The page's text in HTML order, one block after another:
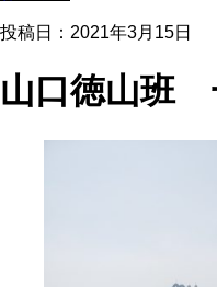
投稿日： 2021年3月15日
山口徳山班